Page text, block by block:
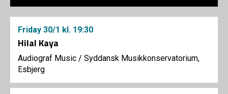
Friday 30/1 kl. 19:30
Hilal Kaya
Audiograf Music / Syddansk Musikkonservatorium,
Esbjerg